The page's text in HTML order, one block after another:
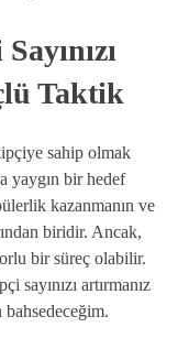
Taktik
sahip olmak
yaygın bir hedef
kazanmanın ve
biridir. Ancak,
bir süreç olabilir.
sayınızı artırmanız